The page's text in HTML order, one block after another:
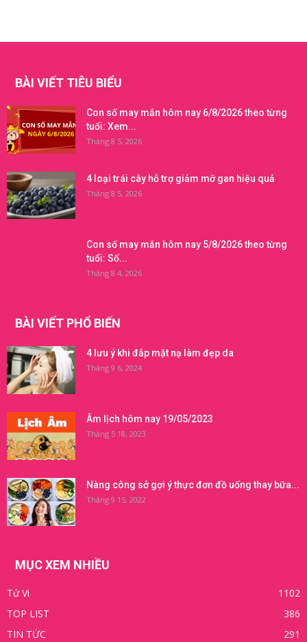
BÀI VIẾT TIÊU BIỂU
Con số may mắn hôm nay 6/8/2026 theo từng
tuổi: Xem...
Tháng 8 5, 2026
4 loại trái cây hỗ trợ giảm mỡ gan hiệu quả
Tháng 8 5, 2026
Con số may mắn hôm nay 5/8/2026 theo từng
tuổi: Số...
Tháng 8 4, 2026
BÀI VIẾT PHỔ BIẾN
4 lưu ý khi đắp mặt nạ làm đẹp da
Tháng 9 6, 2024
Âm lịch hôm nay 19/05/2023
Tháng 5 18, 2023
Nàng công sở gợi ý thực đơn đồ uống thay bữa...
Tháng 9 15, 2022
MỤC XEM NHIỀU
Tử Vi
1102
TOP LIST
386
TIN TỨC
291